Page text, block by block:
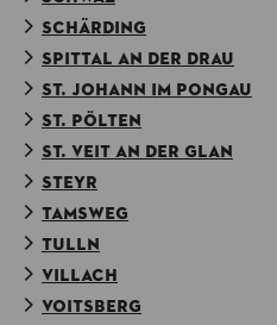
SCHÄRDING
SPITTAL AN DER DRAU
ST. JOHANN IM PONGAU
ST. PÖLTEN
ST. VEIT AN DER GLAN
STEYR
TAMSWEG
TULLN
VILLACH
VOITSBERG